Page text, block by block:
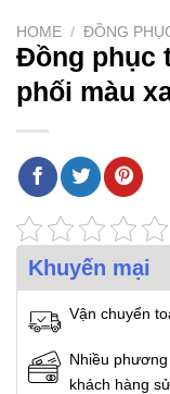
HOME / ĐỒNG
Đồng phục
phối màu
Khuyến mại
Vận chuyển
Nhiều
khách hàng